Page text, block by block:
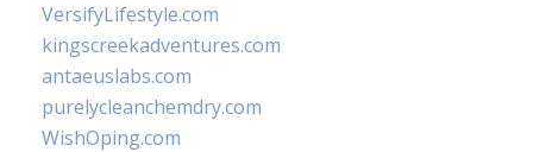
VersifyLifestyle.com
kingscreekadventures.com
antaeuslabs.com
purelycleanchemdry.com
WishOping.com